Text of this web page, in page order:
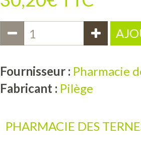
Fournisseur : Pharmacie
Fabricant : Pilège
PHARMACIE DES